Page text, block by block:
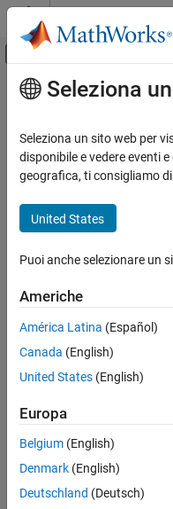
Vai al contenuto
Attiva/disattiva
Pagina iniziale della
Contenuto principale
How
Seleziona
Seleziona un sito web per
disponibile e vedere eventi
geografica, ti consigliamo
United States
Puoi anche selezionare un
Americhe
América Latina (Español)
Canada (English)
United States (English)
Europa
Belgium (English)
Denmark (English)
Deutschland (Deutsch)
Centro di fiducia
Antipirateria
Stato